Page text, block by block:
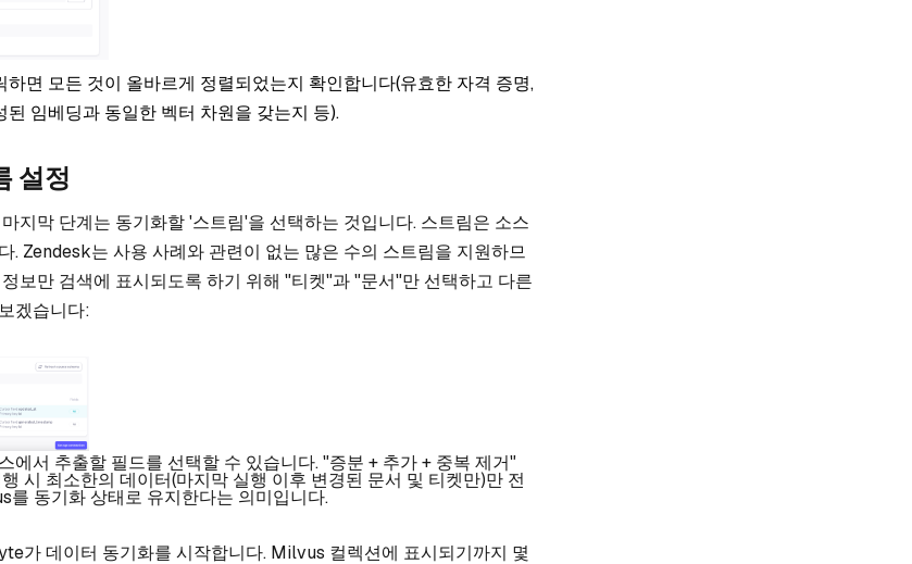
면 모든 것이 올바르게 정렬되었는지 확인합니다(유효한 자격 증명,
된 임베딩과 동일한 벡터 차원을 갖는지 등).
설정
지막 단계는 동기화할 '스트림'을 선택하는 것입니다. 스트림은 소스
. Zendesk는 사용 사례와 관련이 없는 많은 수의 스트림을 지원하므
보만 검색에 표시되도록 하기 위해 "티켓"과 "문서"만 선택하고 다른
겠습니다:
에서 추출할 필드를 선택할 수 있습니다. "증분 + 추가 + 중복 제거"
시 최소한의 데이터(마지막 실행 이후 변경된 문서 및 티켓만)만 전
동기화 상태로 유지한다는 의미입니다.
가 데이터 동기화를 시작합니다. Milvus 컬렉션에 표시되기까지 몇